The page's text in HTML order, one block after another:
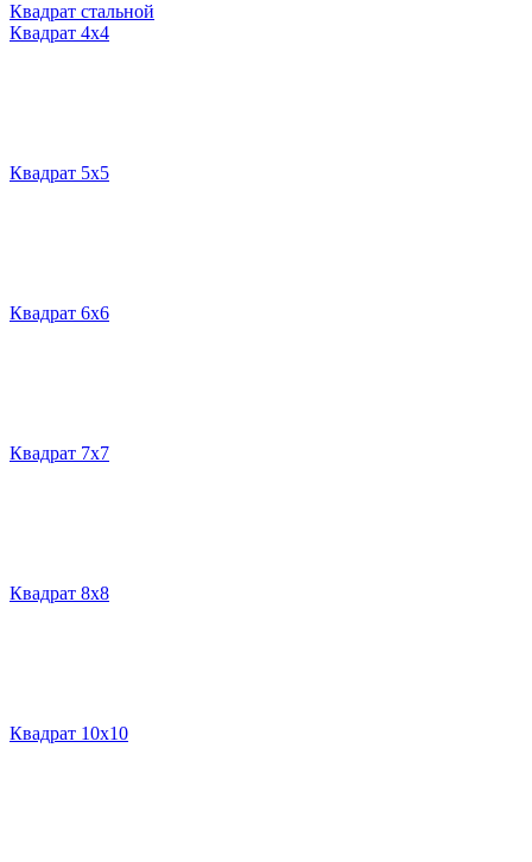
Квадрат стальной
Квадрат 4х4
Квадрат 5х5
Квадрат 6х6
Квадрат 7х7
Квадрат 8х8
Квадрат 10х10